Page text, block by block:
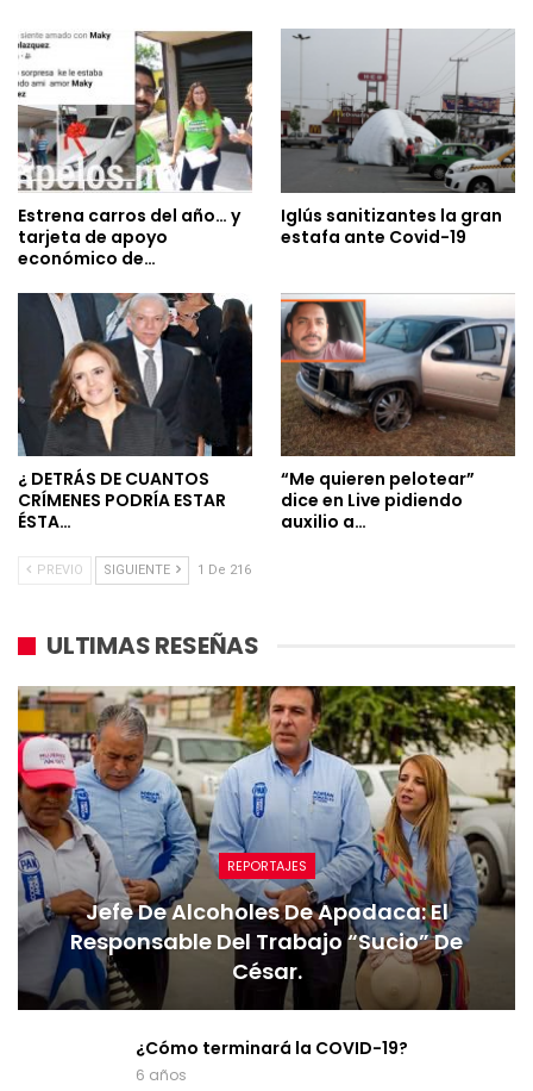
Estrena carros del año… y
tarjeta de apoyo
económico de…
Iglús sanitizantes la gran
estafa ante Covid-19
¿ DETRÁS DE CUANTOS
CRÍMENES PODRÍA ESTAR
ÉSTA…
“Me quieren pelotear”
dice en Live pidiendo
auxilio a…
PREVIO SIGUIENTE 1 De 216
ULTIMAS RESEÑAS
REPORTAJES
Jefe De Alcoholes De Apodaca: El
Responsable Del Trabajo “sucio” De
César.
¿Cómo terminará la COVID-19?
6 años